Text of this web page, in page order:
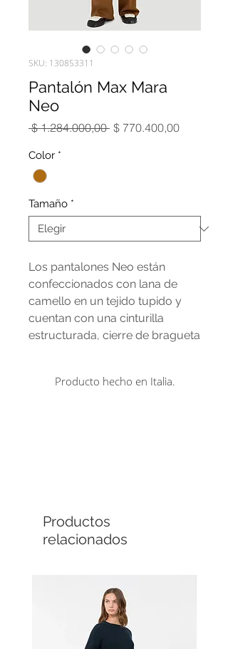
SKU: 130853311
Pantalón Max Mara
Neo
$ 1.284.000,00 Precio
$ 770.400,00Precio
Color *
Tamaño *
Los pantalones Neo están
confeccionados con lana de
camello en un tejido tupido y
cuentan con una cinturilla
estructurada, cierre de bragueta
la parte delantera y bolsillos
Producto hecho en Italia.
Productos
relacionados